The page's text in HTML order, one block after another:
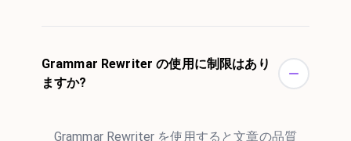
Grammar Rewriter の使用に制限はあり
ますか?
Grammar Rewriter を使用すると文章の品質